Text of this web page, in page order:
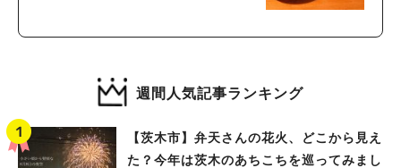
週間人気記事ランキング
【茨木市】弁天さんの花火、どこから見え
た？今年は茨木のあちこちを巡ってみまし